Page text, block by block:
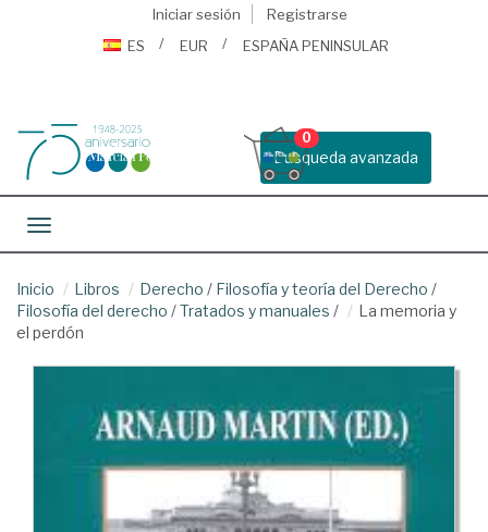
Iniciar sesión
Registrarse
ES
EUR ESPAÑA PENINSULAR
Busqueda avanzada
0
Toggle navigation
Inicio Libros Derecho / Filosofía y teoría del Derecho /
Filosofía del derecho /Tratados y manuales /
La memoria y
el perdón